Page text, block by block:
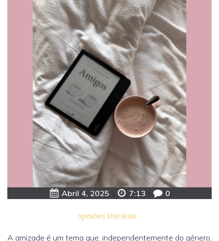
Abril 4, 2025 7:13 0
opiniões literárias
A amizade é um tema que, independentemente do género,